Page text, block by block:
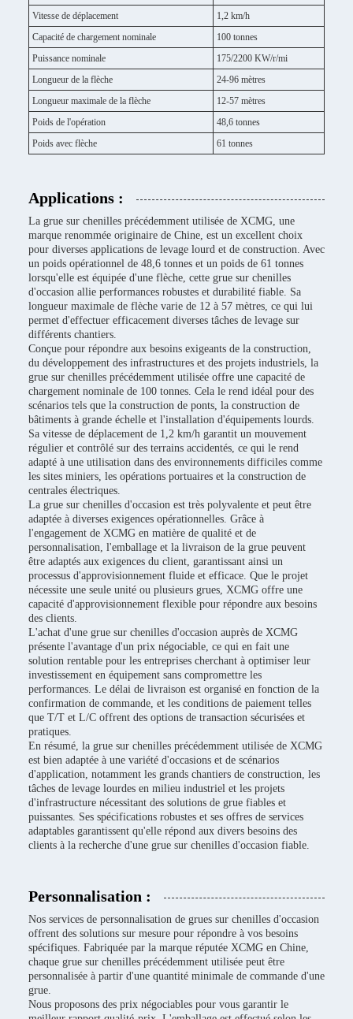
Vitesse de déplacement
1,2 km/h
Capacité de chargement nominale
100 tonnes
Puissance nominale
175/2200 KW/r/mi
Longueur de la flèche
24-96 mètres
Longueur maximale de la flèche
12-57 mètres
Poids de l'opération
48,6 tonnes
Poids avec flèche
61 tonnes
Applications :
La grue sur chenilles précédemment utilisée de XCMG, une
marque renommée originaire de Chine, est un excellent choix
pour diverses applications de levage lourd et de construction. Avec
un poids opérationnel de 48,6 tonnes et un poids de 61 tonnes
lorsqu'elle est équipée d'une flèche, cette grue sur chenilles
d'occasion allie performances robustes et durabilité fiable. Sa
longueur maximale de flèche varie de 12 à 57 mètres, ce qui lui
permet d'effectuer efficacement diverses tâches de levage sur
différents chantiers.
Conçue pour répondre aux besoins exigeants de la construction,
du développement des infrastructures et des projets industriels, la
grue sur chenilles précédemment utilisée offre une capacité de
chargement nominale de 100 tonnes. Cela le rend idéal pour des
scénarios tels que la construction de ponts, la construction de
bâtiments à grande échelle et l'installation d'équipements lourds.
Sa vitesse de déplacement de 1,2 km/h garantit un mouvement
régulier et contrôlé sur des terrains accidentés, ce qui le rend
adapté à une utilisation dans des environnements difficiles comme
les sites miniers, les opérations portuaires et la construction de
centrales électriques.
La grue sur chenilles d'occasion est très polyvalente et peut être
adaptée à diverses exigences opérationnelles. Grâce à
l'engagement de XCMG en matière de qualité et de
personnalisation, l'emballage et la livraison de la grue peuvent
être adaptés aux exigences du client, garantissant ainsi un
processus d'approvisionnement fluide et efficace. Que le projet
nécessite une seule unité ou plusieurs grues, XCMG offre une
capacité d'approvisionnement flexible pour répondre aux besoins
des clients.
L'achat d'une grue sur chenilles d'occasion auprès de XCMG
présente l'avantage d'un prix négociable, ce qui en fait une
solution rentable pour les entreprises cherchant à optimiser leur
investissement en équipement sans compromettre les
performances. Le délai de livraison est organisé en fonction de la
confirmation de commande, et les conditions de paiement telles
que T/T et L/C offrent des options de transaction sécurisées et
pratiques.
En résumé, la grue sur chenilles précédemment utilisée de XCMG
est bien adaptée à une variété d'occasions et de scénarios
d'application, notamment les grands chantiers de construction, les
tâches de levage lourdes en milieu industriel et les projets
d'infrastructure nécessitant des solutions de grue fiables et
puissantes. Ses spécifications robustes et ses offres de services
adaptables garantissent qu'elle répond aux divers besoins des
clients à la recherche d'une grue sur chenilles d'occasion fiable.
Personnalisation :
Nos services de personnalisation de grues sur chenilles d'occasion
offrent des solutions sur mesure pour répondre à vos besoins
spécifiques. Fabriquée par la marque réputée XCMG en Chine,
chaque grue sur chenilles précédemment utilisée peut être
personnalisée à partir d'une quantité minimale de commande d'une
grue.
Nous proposons des prix négociables pour vous garantir le